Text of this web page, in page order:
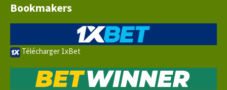
Bookmakers
Télécharger 1xBet